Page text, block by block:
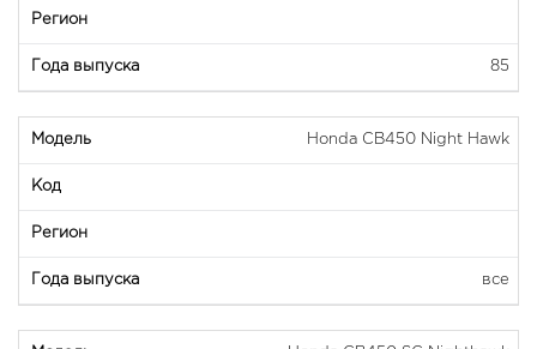
85
Honda CB450 Night Hawk
все